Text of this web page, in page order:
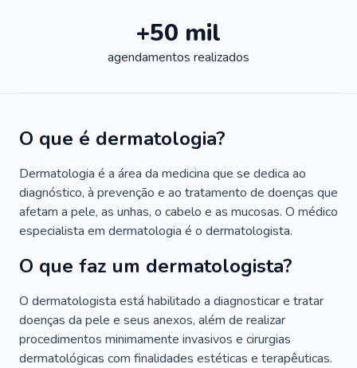
+50 mil
agendamentos realizados
O que é dermatologia?
Dermatologia é a área da medicina que se dedica ao
diagnóstico, à prevenção e ao tratamento de doenças que
afetam a pele, as unhas, o cabelo e as mucosas. O médico
especialista em dermatologia é o dermatologista.
O que faz um dermatologista?
O dermatologista está habilitado a diagnosticar e tratar
doenças da pele e seus anexos, além de realizar
procedimentos minimamente invasivos e cirurgias
dermatológicas com finalidades estéticas e terapêuticas.